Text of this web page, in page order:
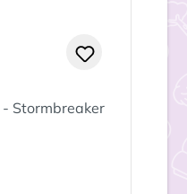
Stormbreaker